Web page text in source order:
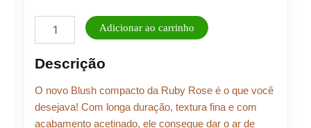
Compacto
Precious
Rose
-
Hb61215
Adicionar ao carrinho
Descrição
O novo Blush compacto da Ruby Rose é o que você
desejava! Com longa duração, textura fina e com
acabamento acetinado, ele consegue dar o ar de